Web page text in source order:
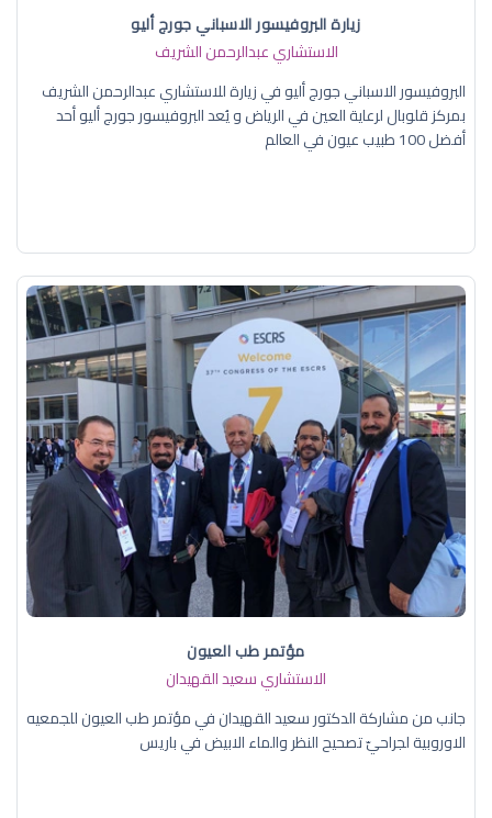
زيارة البروفيسور الاسباني جورج أليو
الاستشاري عبدالرحمن الشريف
البروفيسور الاسباني جورج أليو في زيارة للاستشاري عبدالرحمن الشريف
بمركز قلوبال لرعاية العين في الرياض و يُعد البروفيسور جورج أليو أحد
أفضل 100 طبيب عيون في العالم
مؤتمر طب العيون
الاستشاري سعيد القهيدان
جانب من مشاركة الدكتور سعيد القهيدان في مؤتمر طب العيون للجمعيه
الاوروبية لجراحيّ تصحيح النظر والماء الابيض في باريس